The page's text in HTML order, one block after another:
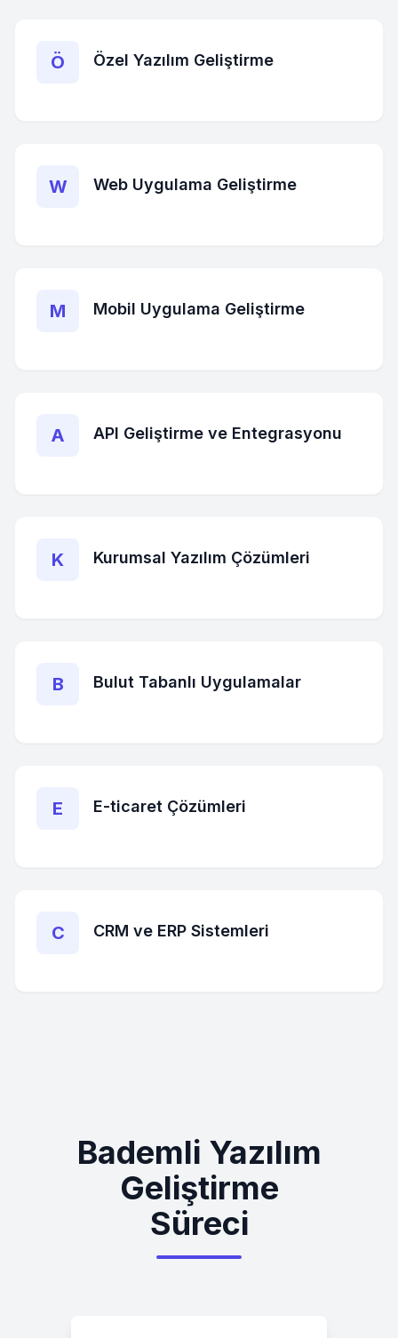
Ö Özel Yazılım Geliştirme
W Web Uygulama Geliştirme
M Mobil Uygulama Geliştirme
A API Geliştirme ve Entegrasyonu
K Kurumsal Yazılım Çözümleri
B Bulut Tabanlı Uygulamalar
E E-ticaret Çözümleri
C CRM ve ERP Sistemleri
Bademli Yazılım
Geliştirme
Süreci